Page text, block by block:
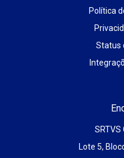
Política
Status
SRTVS
Lote 5,